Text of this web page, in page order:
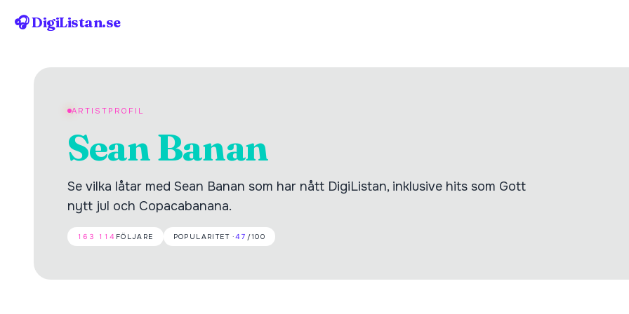
🎧 DigiListan.se
ARTISTPROFIL
Sean Banan
Se vilka låtar med Sean Banan som har nått DigiListan, inklusive hits som Gott
nytt jul och Copacabanana.
163 114 FÖLJARE POPULARITET ·47 /100